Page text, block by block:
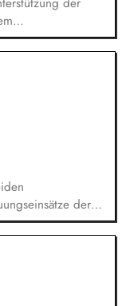
Pflegerische
der
der
der
geben
mit den
das Teilhabe und
mit Team,